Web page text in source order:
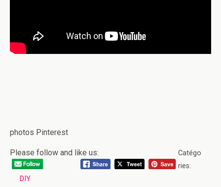
photos Pinterest
Please follow and like us:
Catégo
ries:
DIY